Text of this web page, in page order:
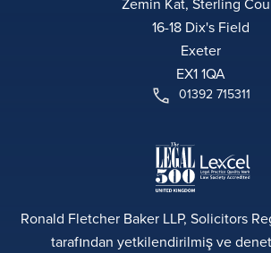
16-18 Dix's Field
Exeter
EX1 1QA
01392 715311
Ronald Fletcher Baker LLP, Solicitors
tarafından yetkilendirilmiş ve